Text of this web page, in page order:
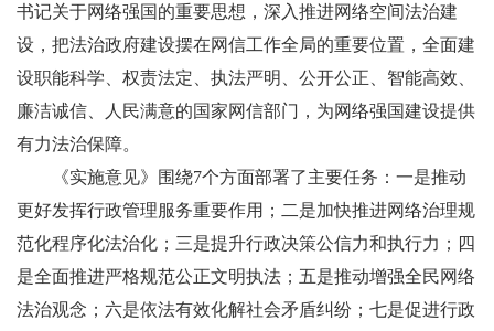
书记关于网络强国的重要思想，深入推进网络空间法治建
设，把法治政府建设摆在网信工作全局的重要位置，全面建
设职能科学、权责法定、执法严明、公开公正、智能高效、
廉洁诚信、人民满意的国家网信部门，为网络强国建设提供
有力法治保障。
《实施意见》围绕7个方面部署了主要任务：一是推动
更好发挥行政管理服务重要作用；二是加快推进网络治理规
范化程序化法治化；三是提升行政决策公信力和执行力；四
是全面推进严格规范公正文明执法；五是推动增强全民网络
法治观念；六是依法有效化解社会矛盾纠纷；七是促进行政